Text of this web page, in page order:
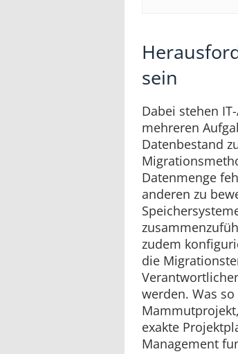
sein
Dabei stehen
mehreren
Datenbestand
Datenmenge
anderen zu
zudem
die
werden. Was
exakte
Management